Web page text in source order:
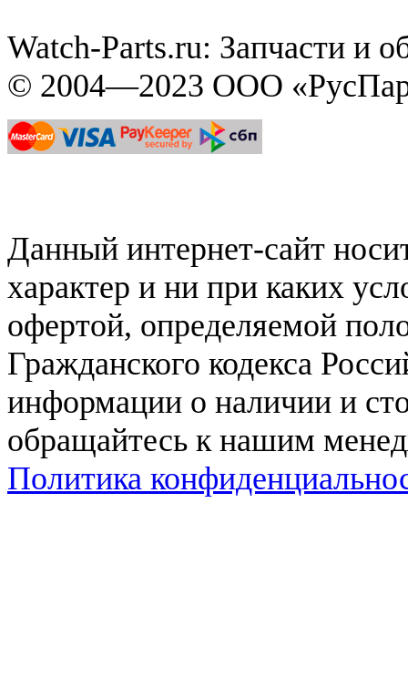
Watch-Parts.ru: Запчасти и
© 2004—2023 ООО
Данный интернет-сайт
характер и ни при каких
офертой, определяемой
Гражданского кодекса
информации о наличии и
обращайтесь к нашим
Политика